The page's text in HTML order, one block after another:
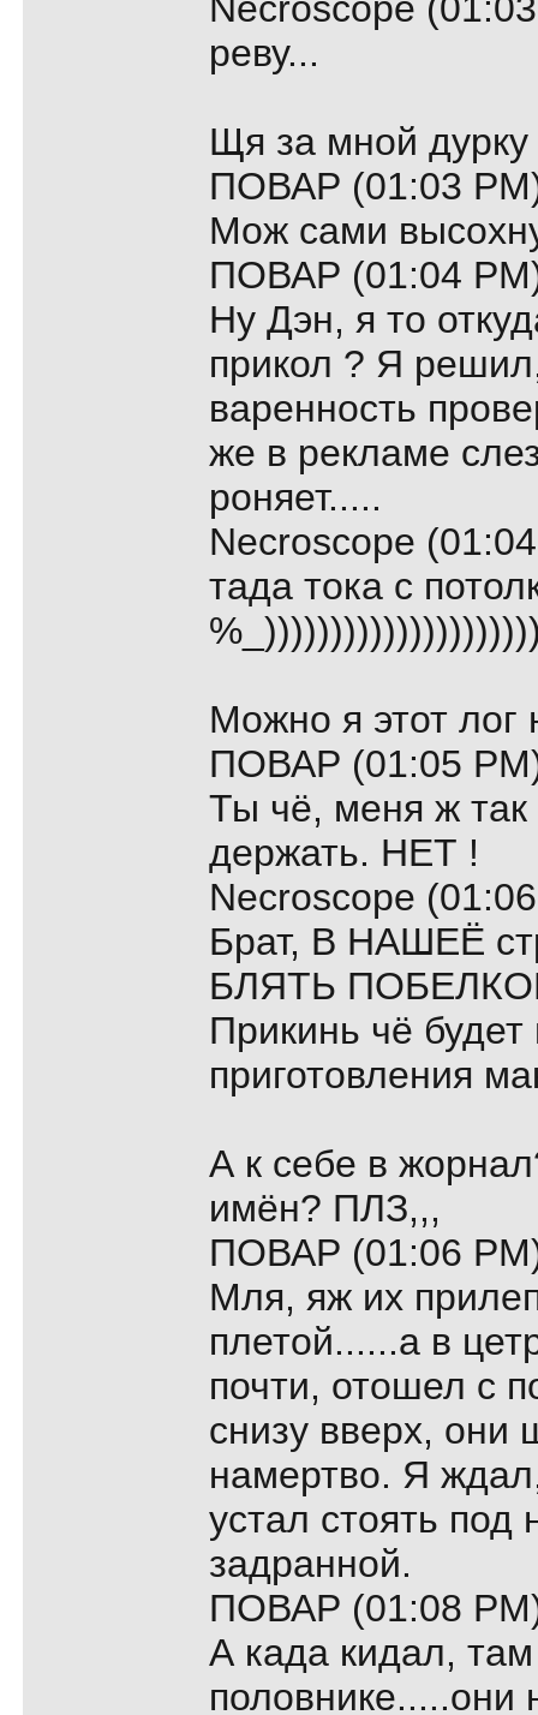
реву...
Щя за мной
ПОВАР (01:03
Мож сами
ПОВАР (01:04
Ну Дэн, я то
прикол ? Я
варенность
же в рекламе
роняет.....
Necroscope
тада тока с
Можно я этот
ПОВАР (01:05
Ты чё, меня ж так
держать. НЕТ !
Necroscope
Брат, В НАШЕЁ
БЛЯТЬ
Прикинь чё
приготовления
А к себе в
имён? ПЛЗ,,,
ПОВАР (01:06
Мля, яж их
плетой......а в
почти, отошел с
снизу вверх, они
намертво. Я
устал стоять
задранной.
ПОВАР (01:08
А када кидал,
половнике.....они